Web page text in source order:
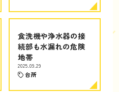
食洗機や浄水器の接
続部も水漏れの危険
地帯
2025.09.29
台所